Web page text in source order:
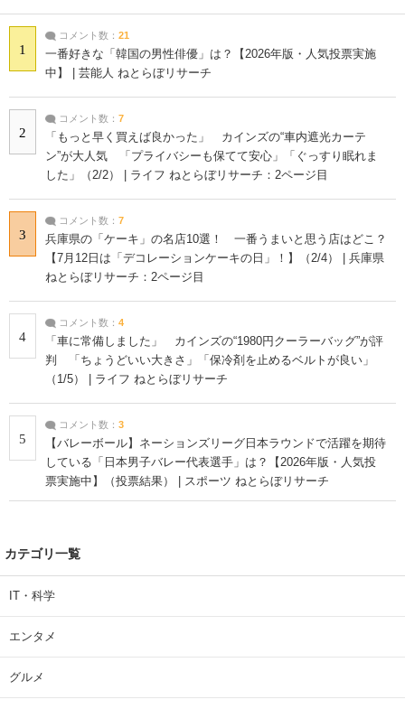
1
コメント数： 21
一番好きな「韓国の男性俳優」は？【2026年版・人気投票実施
中】 | 芸能人 ねとらぼリサーチ
2
コメント数： 7
「もっと早く買えば良かった」 カインズの“車内遮光カーテ
ン”が大人気 「プライバシーも保てて安心」「ぐっすり眠れま
した」（2/2） | ライフ ねとらぼリサーチ：2ページ目
3
コメント数： 7
兵庫県の「ケーキ」の名店10選！ 一番うまいと思う店はどこ？
【7月12日は「デコレーションケーキの日」！】（2/4） | 兵庫県
ねとらぼリサーチ：2ページ目
4
コメント数： 4
「車に常備しました」 カインズの“1980円クーラーバッグ”が評
判 「ちょうどいい大きさ」「保冷剤を止めるベルトが良い」
（1/5） | ライフ ねとらぼリサーチ
5
コメント数： 3
【バレーボール】ネーションズリーグ日本ラウンドで活躍を期待
している「日本男子バレー代表選手」は？【2026年版・人気投
票実施中】（投票結果） | スポーツ ねとらぼリサーチ
カテゴリ一覧
IT・科学
エンタメ
グルメ